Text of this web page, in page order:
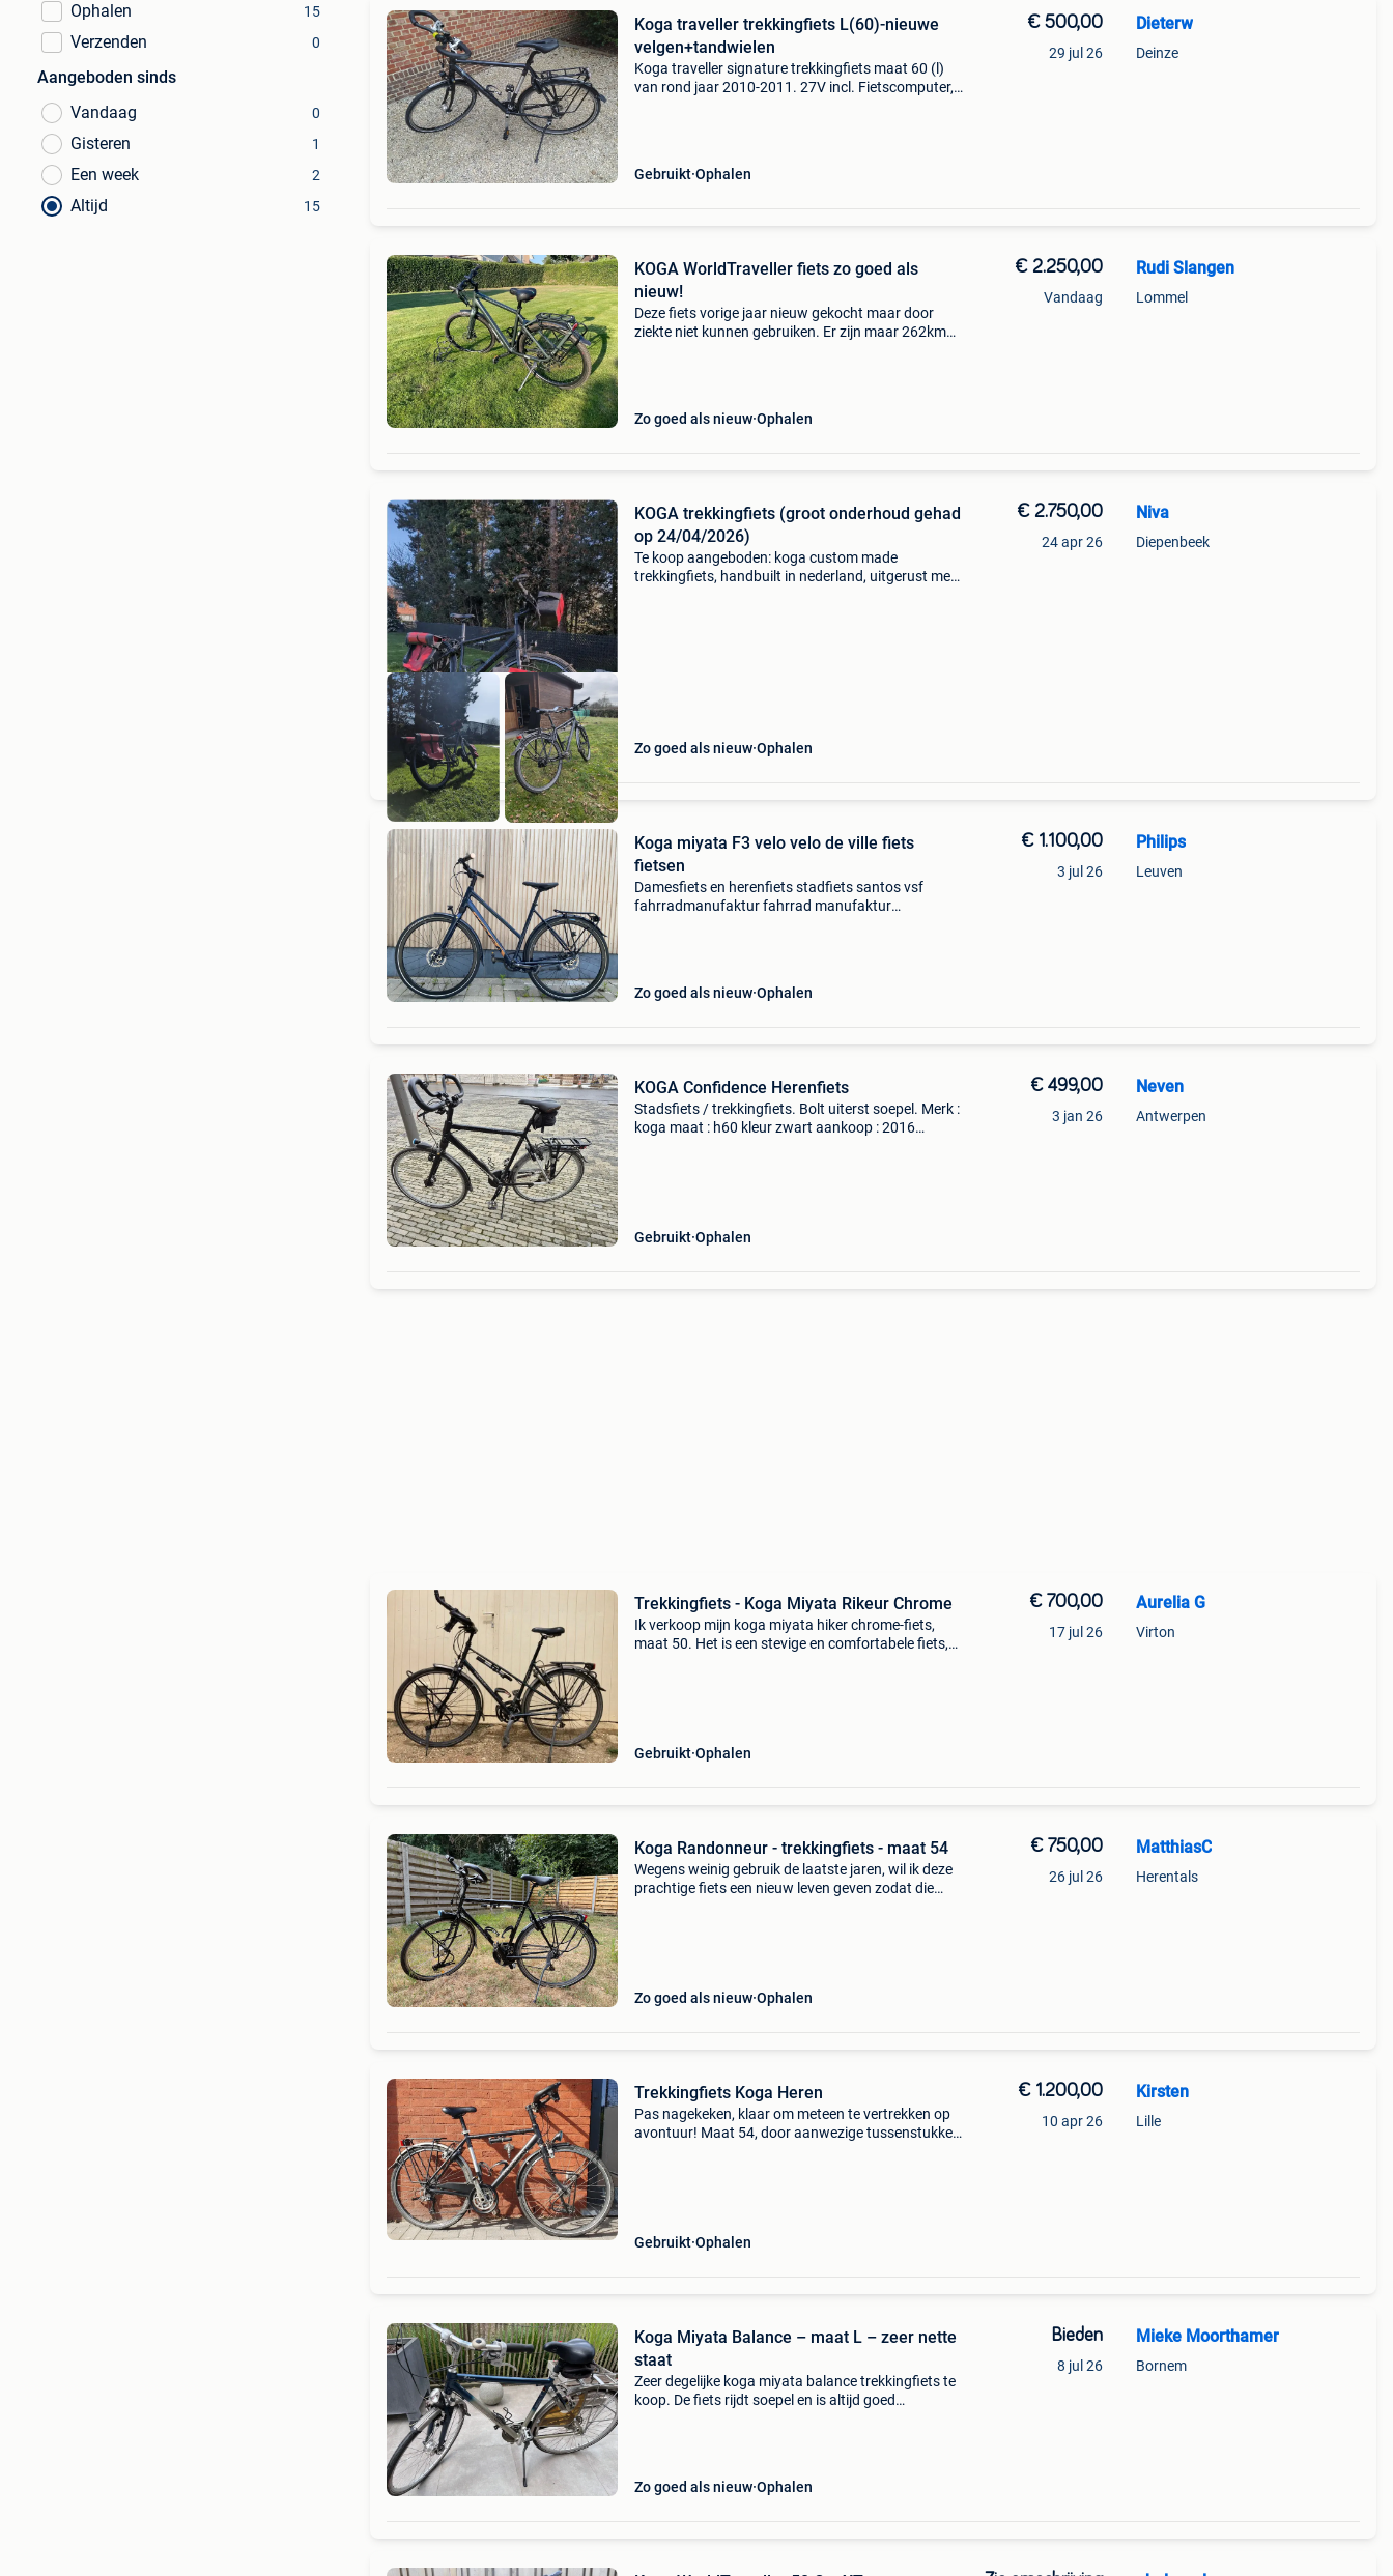
Ophalen
15
Verzenden 0
Aangeboden sinds
Vandaag
0
Gisteren 1
Een week 2
Altijd 15
Koga traveller trekkingfiets L(60)-nieuwe
velgen+tandwielen
Koga traveller signature trekkingfiets maat 60 (l)
van rond jaar 2010-2011. 27V incl. Fietscomputer,
Gebruikt Ophalen
€ 500,00
29 jul 26
Dieterw
Deinze
KOGA WorldTraveller fiets zo goed als
nieuw!
Deze fiets vorige jaar nieuw gekocht maar door
ziekte niet kunnen gebruiken. Er zijn maar 262km
Zo goed als nieuw Ophalen
€ 2.250,00
Vandaag
Rudi Slangen
Lommel
KOGA trekkingfiets (groot onderhoud gehad
op 24/04/2026)
Te koop aangeboden: koga custom made
trekkingfiets, handbuilt in nederland, uitgerust met
Zo goed als nieuw Ophalen
€ 2.750,00
24 apr 26
Niva
Diepenbeek
Koga miyata F3 velo velo de ville fiets
fietsen
Damesfiets en herenfiets stadfiets santos vsf
fahrradmanufaktur fahrrad manufaktur
Zo goed als nieuw Ophalen
€ 1.100,00
3 jul 26
Philips
Leuven
KOGA Confidence Herenfiets
Stadsfiets / trekkingfiets. Bolt uiterst soepel. Merk :
koga maat : h60 kleur zwart aankoop : 2016
Gebruikt Ophalen
€ 499,00
3 jan 26
Neven
Antwerpen
Trekkingfiets - Koga Miyata Rikeur Chrome
Ik verkoop mijn koga miyata hiker chrome-fiets,
maat 50. Het is een stevige en comfortabele fiets,
Gebruikt Ophalen
€ 700,00
17 jul 26
Aurelia G
Virton
Koga Randonneur - trekkingfiets - maat 54
Wegens weinig gebruik de laatste jaren, wil ik deze
prachtige fiets een nieuw leven geven zodat die
Zo goed als nieuw Ophalen
€ 750,00
26 jul 26
MatthiasC
Herentals
Trekkingfiets Koga Heren
Pas nagekeken, klaar om meteen te vertrekken op
avontuur! Maat 54, door aanwezige tussenstukken
Gebruikt Ophalen
€ 1.200,00
10 apr 26
Kirsten
Lille
Koga Miyata Balance – maat L – zeer nette
staat
Zeer degelijke koga miyata balance trekkingfiets te
koop. De fiets rijdt soepel en is altijd goed
Zo goed als nieuw Ophalen
Bieden
8 jul 26
Mieke Moorthamer
Bornem